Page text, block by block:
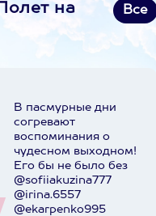
на
Все
В пасмурные дни
согревают
воспоминания о
чудесном выходном!
Его бы не было без
@sofiiakuzina777
@irina.6557
@ekarpenko995